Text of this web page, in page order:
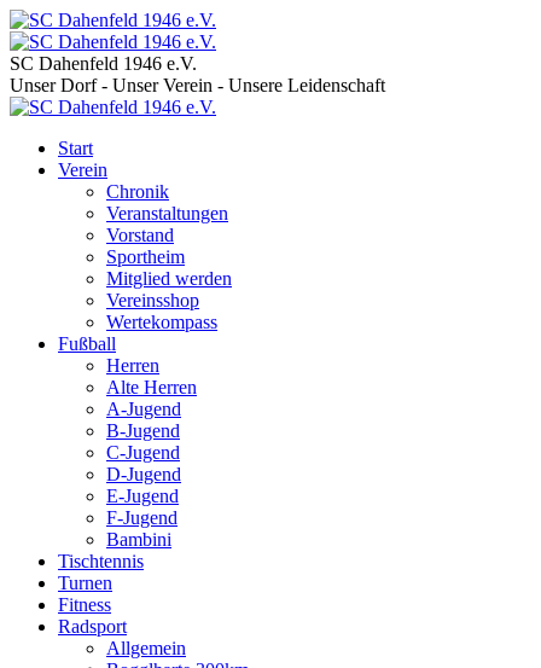
SC Dahenfeld 1946 e.V.
Unser Dorf - Unser Verein - Unsere Leidenschaft
Start
Verein
Chronik
Veranstaltungen
Vorstand
Sportheim
Mitglied werden
Vereinsshop
Wertekompass
Fußball
Herren
Alte Herren
A-Jugend
B-Jugend
C-Jugend
D-Jugend
E-Jugend
F-Jugend
Bambini
Tischtennis
Turnen
Fitness
Radsport
Allgemein